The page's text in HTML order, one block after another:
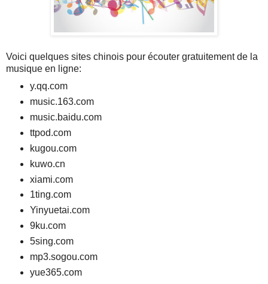
Voici quelques sites chinois pour écouter gratuitement de la
musique en ligne:
y.qq.com
music.163.com
music.baidu.com
ttpod.com
kugou.com
kuwo.cn
xiami.com
1ting.com
Yinyuetai.com
9ku.com
5sing.com
mp3.sogou.com
yue365.com